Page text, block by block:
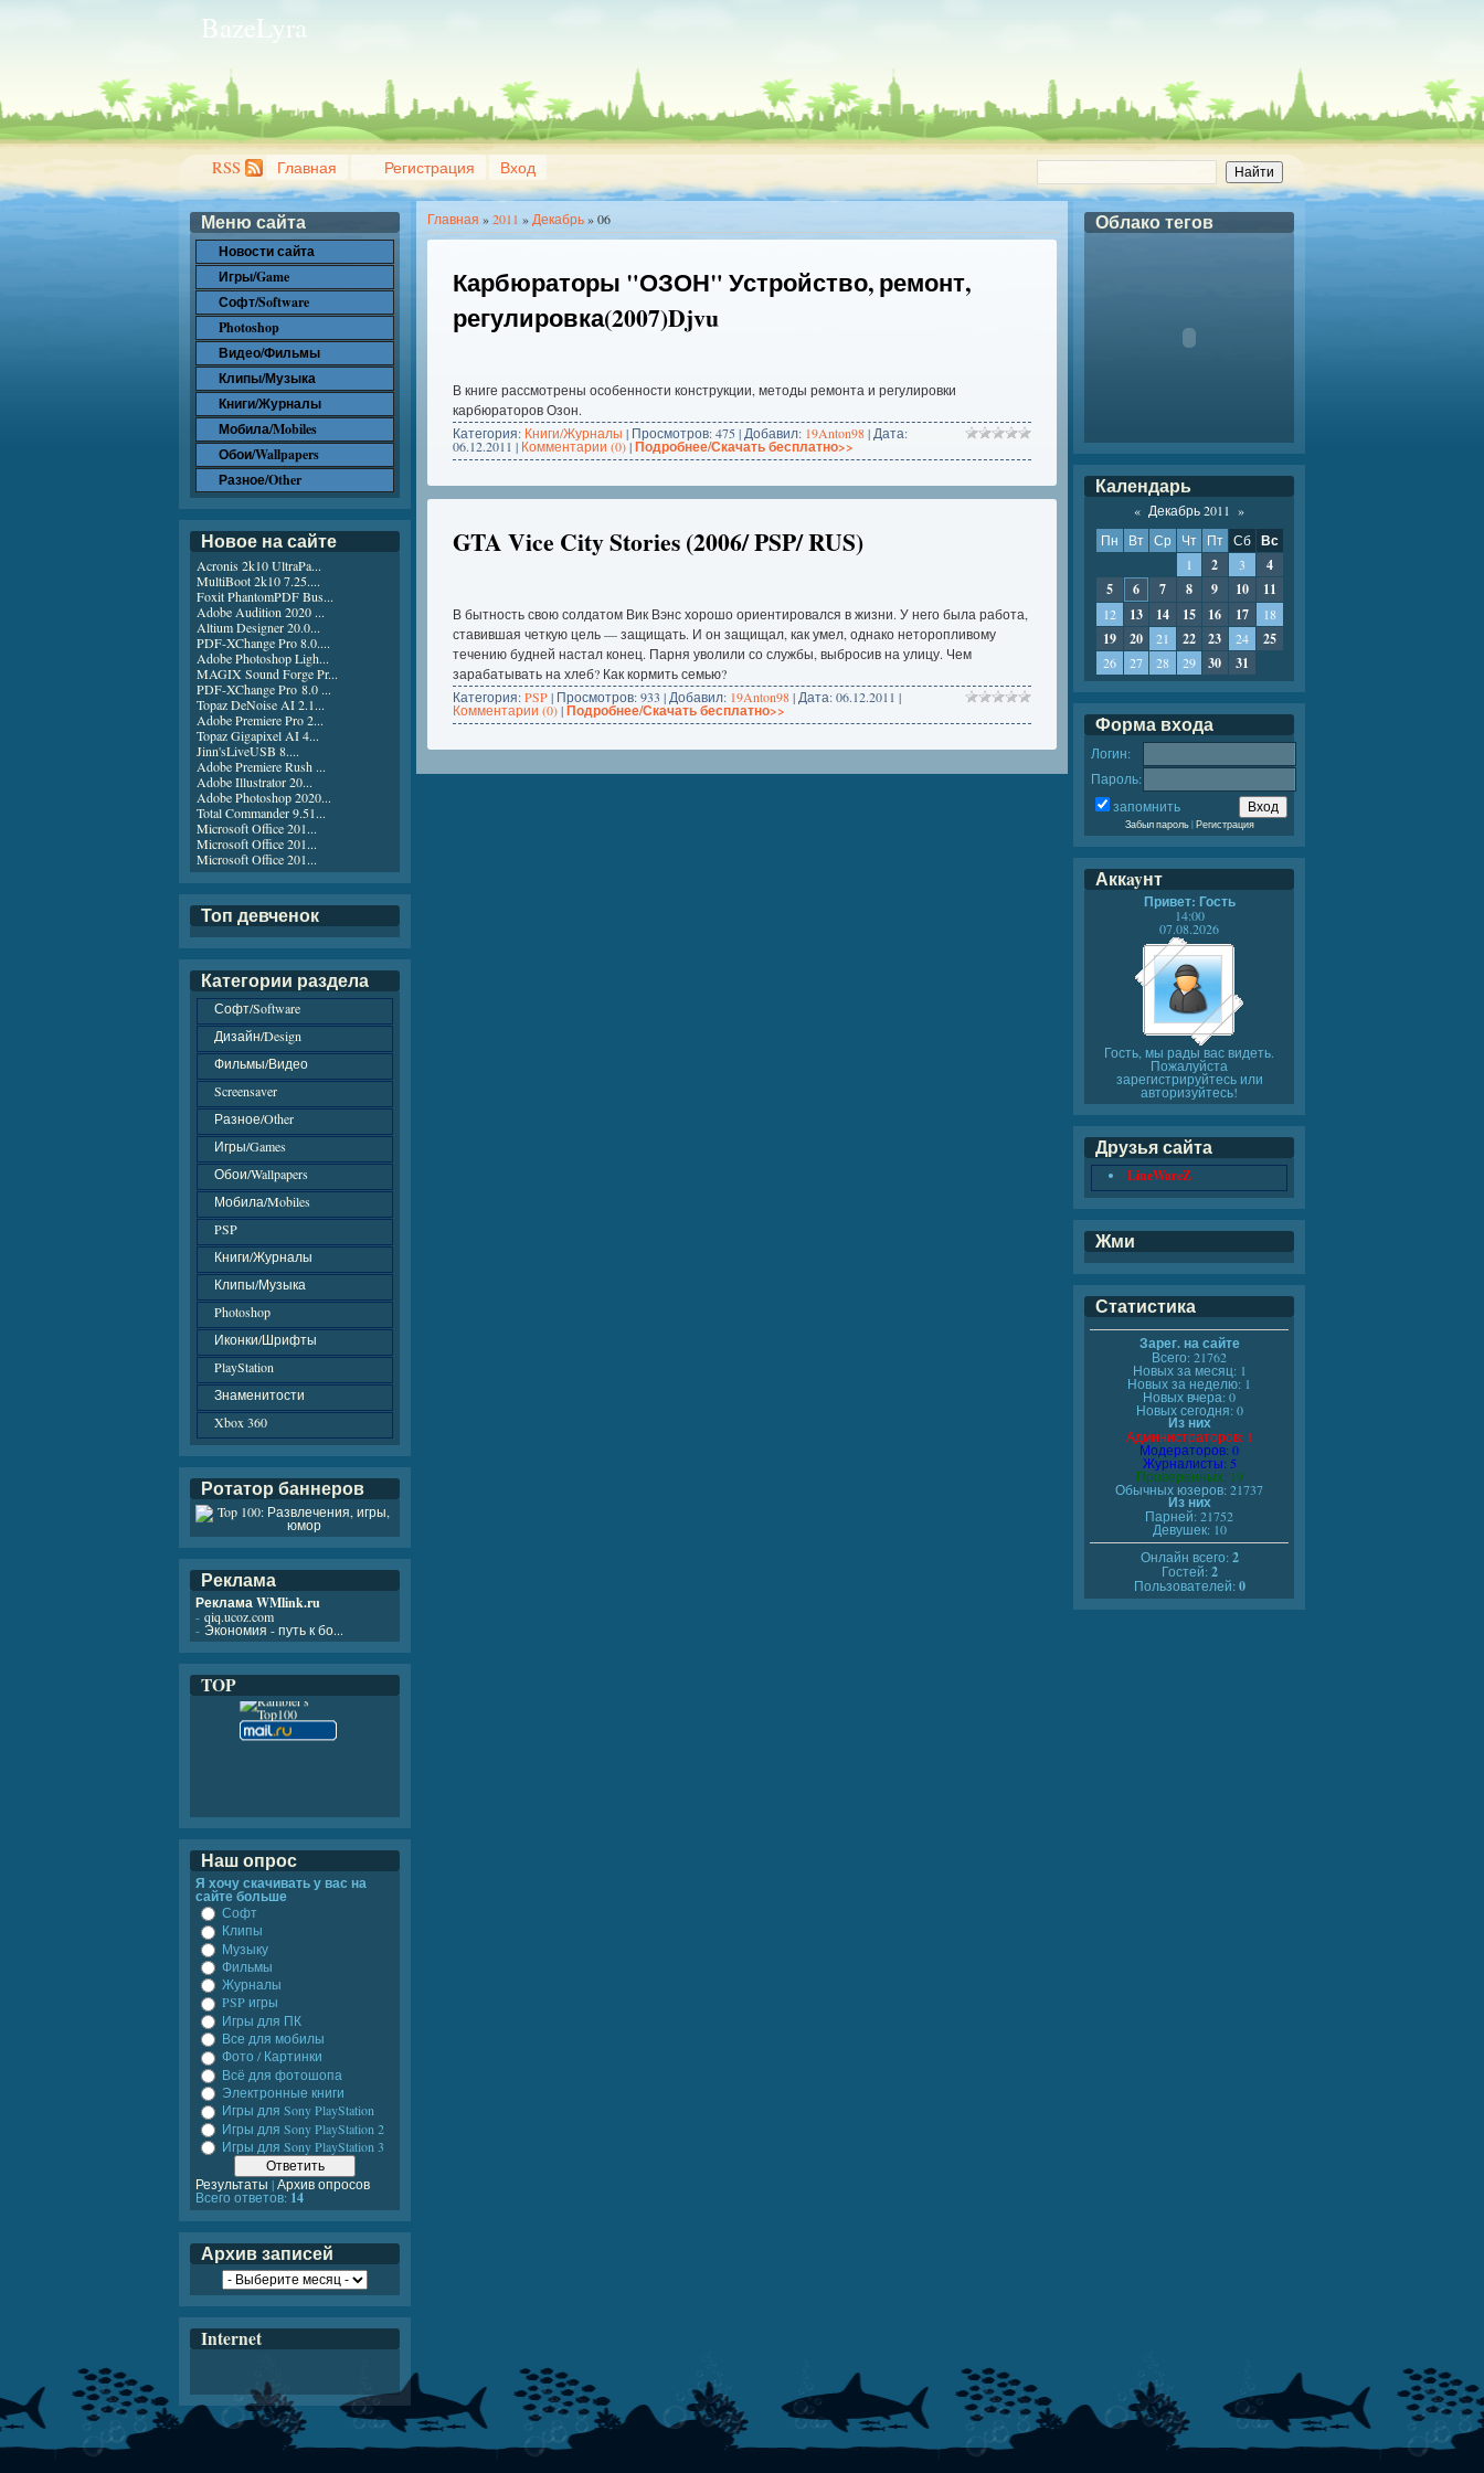
BazeLyra
RSS Главная Регистрация Вход
Главная »2011 » Декабрь»06
Карбюраторы "ОЗОН" Устройство, ремонт,
регулировка(2007)Djvu
В книге рассмотрены особенности конструкции, методы ремонта и регулировки
карбюраторов Озон.
Категория: Книги/Журналы | Просмотров: 475 | Добавил: 19Anton98| Дата:
06.12.2011 | Комментарии (0)|Подробнее/Скачать бесплатно>>
GTA Vice City Stories (2006/ PSP/ RUS)
В бытность свою солдатом Вик Вэнс хорошо ориентировался в жизни. У него была работа,
ставившая четкую цель — защищать. И он защищал, как умел, однако неторопливому
течению будней настал конец. Парня уволили со службы, выбросив на улицу. Чем
зарабатывать на хлеб? Как кормить семью?
Категория:PSP| Просмотров: 933 | Добавил: 19Anton98| Дата:06.12.2011 |
Комментарии (0)|Подробнее/Скачать бесплатно>>
Меню сайта
Новости сайта
Игры/Game
Софт/Software
Photoshop
Видео/Фильмы
Клипы/Музыка
Книги/Журналы
Мобила/Mobiles
Обои/Wallpapers
Разное/Other
Новое на сайте
Acronis 2k10 UltraPa...
MultiBoot 2k10 7.25....
Foxit PhantomPDF Bus...
Adobe Audition 2020 ...
Altium Designer 20.0...
PDF-XChange Pro 8.0....
Adobe Photoshop Ligh...
MAGIX Sound Forge Pr...
PDF-XChange Pro 8.0 ...
Topaz DeNoise AI 2.1...
Adobe Premiere Pro 2...
Topaz Gigapixel AI 4...
Jinn'sLiveUSB 8....
Adobe Premiere Rush ...
Adobe Illustrator 20...
Adobe Photoshop 2020...
Total Commander 9.51...
Microsoft Office 201...
Microsoft Office 201...
Microsoft Office 201...
Топ девченок
Категории раздела
Софт/Software
Дизайн/Design
Фильмы/Видео
Screensaver
Разное/Other
Игры/Games
Обои/Wallpapers
Мобила/Mobiles
PSP
Книги/Журналы
Клипы/Музыка
Photoshop
Иконки/Шрифты
PlayStation
Знаменитости
Xbox 360
Ротатор баннеров
Реклама
Реклама WMlink.ru
- qiq.ucoz.com
- Экономия - путь к бо...
TOP
Наш опрос
Я хочу скачивать у вас на
сайте больше
Софт
Клипы
Музыку
Фильмы
Журналы
PSP игры
Игры для ПК
Все для мобилы
Фото / Картинки
Всё для фотошопа
Электронные книги
Игры для Sony PlayStation
Игры для Sony PlayStation 2
Игры для Sony PlayStation 3
Результаты |Архив опросов
Всего ответов:14
Архив записей
Internet
Облако тегов
Календарь
« Декабрь 2011 »
Пн
Вт Ср Чт Пт Сб Вс
1 2 3
4
5
6 7 8 9 10 11
12 13 14 15 16 17 18
19 20 21 22 23 24 25
26 27 28 29 30 31
Форма входа
Логин:
Пароль:
запомнить
Забыл пароль|Регистрация
Аккayнт
Привет: Гость
14:00
07.08.2026
Гость, мы рады вас видеть.
Пожалуйста
зарегистрируйтесь или
авторизуйтесь!
Друзья сайта
LineWareZ
Жми
Статистика
Зарег. на сайте
Всего: 21762
Новых за месяц: 1
Новых за неделю: 1
Новых вчера: 0
Новых сегодня: 0
Из них
Администраторов: 1
Модераторов: 0
Журналисты: 5
Проверенных: 19
Обычных юзеров: 21737
Из них
Парней: 21752
Девушек: 10
Онлайн всего: 2
Гостей: 2
Пользователей: 0